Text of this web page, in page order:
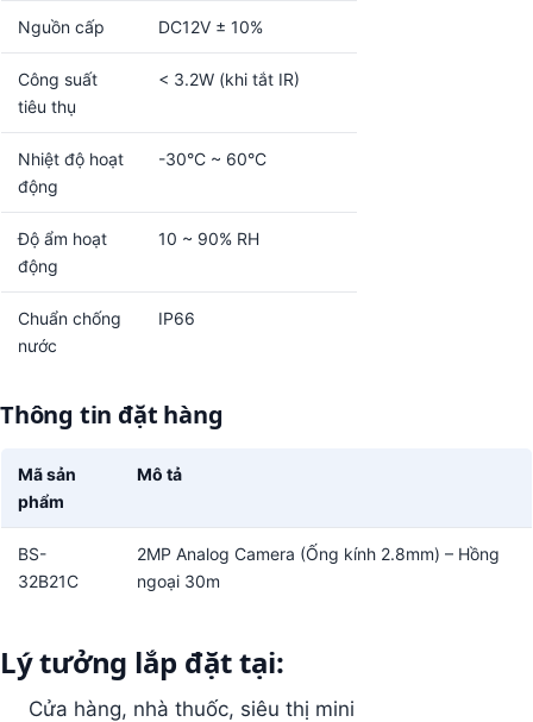
Nguồn cấp DC12V ± 10%
Công suất
tiêu thụ
< 3.2W (khi tắt IR)
Nhiệt độ hoạt
động
-30°C ~ 60°C
Độ ẩm hoạt
động
10 ~ 90% RH
Chuẩn chống
nước
IP66
Thông tin đặt hàng
Mã sản
phẩm
Mô tả
BS-
32B21C
2MP Analog Camera (Ống kính 2.8mm) – Hồng
ngoại 30m
Lý tưởng lắp đặt tại:
Cửa hàng, nhà thuốc, siêu thị mini